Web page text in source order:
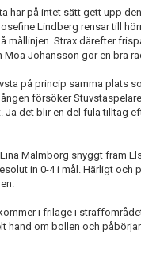
har på intet sätt gett upp
Lindberg rensar till
mållinjen. Strax därefter
Moa Johansson gör en bra
på princip samma plats
försöker
Ja det blir en del fula tilltag
Malmborg snyggt fram
in 0-4 i mål. Härligt
i friläge i
hand om bollen och